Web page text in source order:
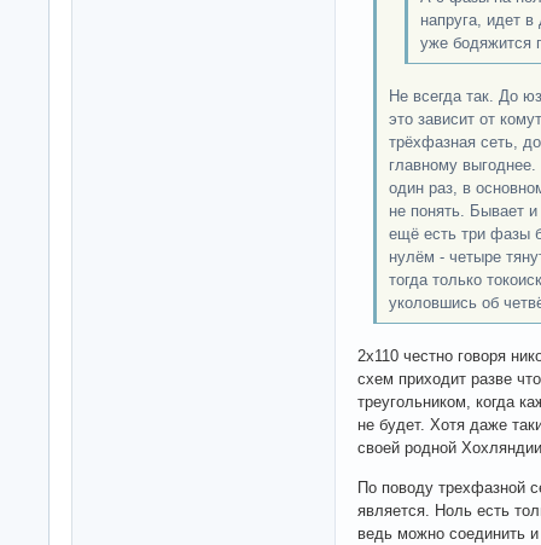
напруга, идет
уже бодяжится
Не всегда так. До
это зависит от
трёхфазная сеть,
главному
один раз, в
не понять. Бывает
ещё есть три фазы
нулём - четыре
тогда только
уколовшись об
2х110 честно говоря
схем приходит разве
треугольником, когда
не будет. Хотя даже
своей родной
По поводу трехфазной
является. Ноль есть
ведь можно соединить и